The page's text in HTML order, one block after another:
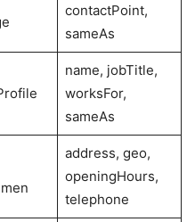
contactPoint,
sameAs
name, jobTitle,
worksFor,
sameAs
address, geo,
openingHours,
telephone